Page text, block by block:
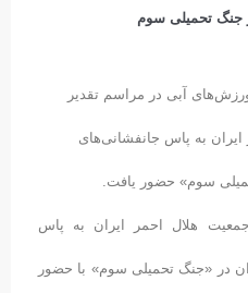
جنگ تحمیلی سوم
آبی در مراسم تقدیر
به پاس جانفشانی‌های
سوم» حضور یافت.
هلال احمر ایران به پاس
در «جنگ تحمیلی سوم» با حضور